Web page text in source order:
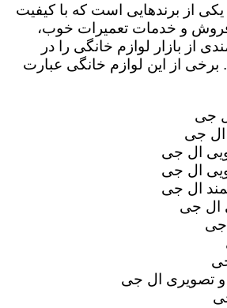
از برندهایی است که با کیفیت
فروش و خدمات تعمیرات خوب،
از بازار لوازم خانگی را در
برخی از این لوازم خانگی عبارت
جی
ال جی
ال جی
ال جی
ال جی
ال جی
جی
تصویری ال جی